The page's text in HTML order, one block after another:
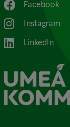
Facebook
Instagram
LinkedIn